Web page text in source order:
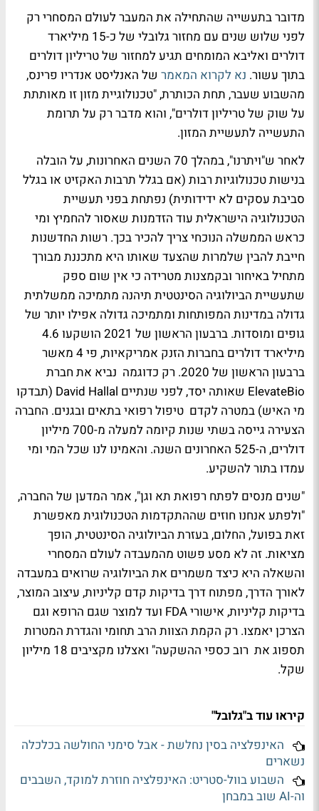
מדובר בתעשייה שהתחילה את המעבר לעולם המסחרי רק
לפני שלוש שנים עם מחזור גלובלי של כ-15 מיליארד
דולרים ואליבא המומחים תגיע למחזור של טריליון דולרים
בתוך עשור. נא לקרוא המאמר של האנליסט אנדריו פרינס,
מהשבוע שעבר, תחת הכותרת, "טכנולוגיית מזון זו מאותתת
על שוק של טריליון דולרים", והוא מדבר רק על תרומת
התעשייה לתעשיית המזון.
לאחר ש"ויתרנו", במהלך 70 השנים האחרונות, על הובלה
בנישות טכנולוגיות רבות (אם בגלל תרבות האקזיט או בגלל
סביבת עסקים לא ידידותית) נפתחת בפני תעשיית
הטכנולוגיה הישראלית עוד הזדמנות שאסור להחמיץ ומי
כראש הממשלה הנוכחי צריך להכיר בכך. רשות החדשנות
חייבת להבין שלמרות שהצעד שאותו היא מתכננת מבורך
מתחיל באיחור ובקמצנות מטרידה כי אין שום ספק
שתעשיית הביולוגיה הסינטטית תיהנה מתמיכה ממשלתית
גדולה במדינות המפותחות ומתמיכה גדולה אפילו יותר של
גופים ומוסדות. ברבעון הראשון של 2021 הושקעו 4.6
מיליארד דולרים בחברות הזנק אמריקאיות, פי 4 מאשר
ברבעון הראשון של 2020. רק כדוגמה נביא את חברת
ElevateBio שאותה יסד, לפני שנתיים David Hallal (תבדקו
מי האיש) במטרה לקדם טיפול רפואי בתאים ובגנים. החברה
הצעירה גייסה בשתי שנות קיומה למעלה מ-700 מיליון
דולרים, ה-525 האחרונים השנה. והאמינו לנו שכל המי ומי
עמדו בתור להשקיע.
"שנים מנסים לפתח רפואת תא וגן", אמר המדען של החברה,
"ולפתע אנחנו חוזים שההתקדמות הטכנולוגית מאפשרת
זאת בפועל, החלום, בעזרת הביולוגיה הסינטטית, הופך
מציאות. זה לא מסע פשוט מהמעבדה לעולם המסחרי
והשאלה היא כיצד משמרים את הביולוגיה שרואים במעבדה
לאורך הדרך, מפתוח דרך בדיקות קדם קליניות, עיצוב המוצר,
בדיקות קליניות, אישוריFDA ועד למוצר שגם הרופא וגם
הצרכן יאמצו. רק הקמת הצוות הרב תחומי והגדרת המטרות
תספוג את רוב כספי ההשקעה" ואצלנו מקציבים 18 מיליון
שקל.
קיראו עוד ב"גלובל"
האינפלציה בסין נחלשת - אבל סימני החולשה בכלכלה
נשארים
השבוע בוול-סטריט: האינפלציה חוזרת למוקד, השבבים
וה-AI שוב במבחן